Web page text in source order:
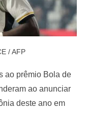
/ AFP
ao prêmio Bola de
ao anunciar
deste ano em